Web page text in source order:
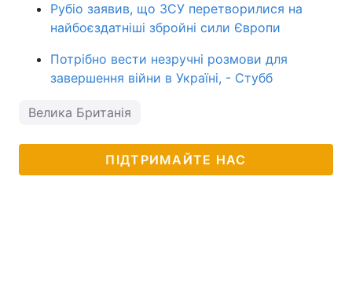
Рубіо заявив, що ЗСУ перетворилися на
найбоєздатніші збройні сили Європи
Потрібно вести незручні розмови для
завершення війни в Україні, - Стубб
Велика Британія
ПІДТРИМАЙТЕ НАС